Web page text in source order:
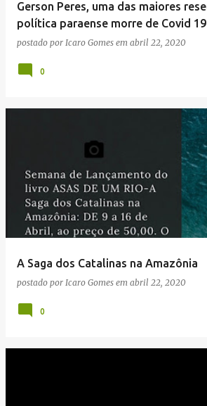
Gerson Peres, uma das maiores
política paraense morre de Covid
postado por Icaro Gomes em abril 22, 2020
0
A Saga dos Catalinas na Amazônia
postado por Icaro Gomes em abril 22, 2020
0